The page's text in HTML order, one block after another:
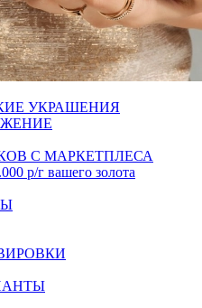
УКРАШЕНИЯ
С МАРКЕТПЛЕСА
р/г вашего золота